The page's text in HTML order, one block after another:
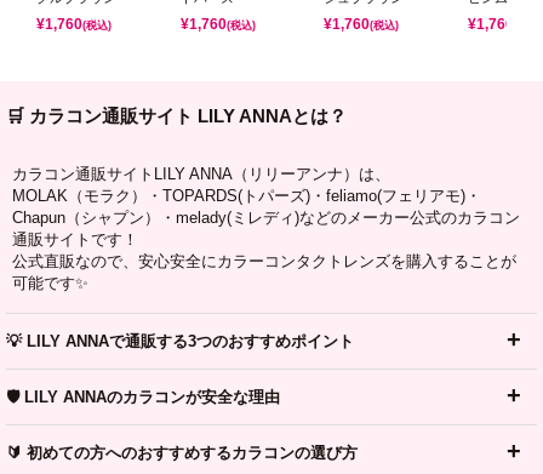
¥1,760(税込) ¥1,760(税込) ¥1,760(税込) ¥1,760
🛒 カラコン通販サイト LILY ANNAとは？
カラコン通販サイトLILY ANNA（リリーアンナ）は、
MOLAK（モラク）・TOPARDS(トパーズ)・feliamo(フェリアモ)・
Chapun（シャプン）・melady(ミレディ)などのメーカー公式のカラコン
通販サイトです！
公式直販なので、安心安全にカラーコンタクトレンズを購入することが
可能です✨
💡 LILY ANNAで通販する3つのおすすめポイント
🛡️ LILY ANNAのカラコンが安全な理由
🔰 初めての方へのおすすめするカラコンの選び方